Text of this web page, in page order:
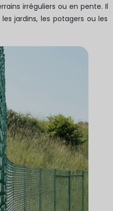
irréguliers ou en pente. Il
jardins, les potagers ou les